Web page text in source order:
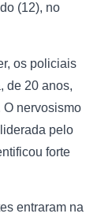
(12), no
os policiais
de 20 anos,
O nervosismo
pelo
forte
entraram na